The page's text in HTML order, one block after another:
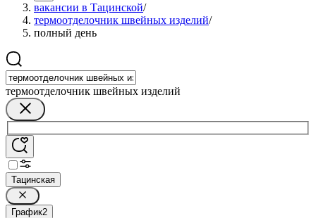
вакансии в Тацинской/
термоотделочник швейных изделий/
полный день
термоотделочник швейных изделий
Тацинская
График2